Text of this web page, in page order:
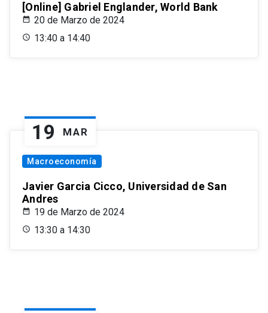
[Online] Gabriel Englander, World Bank
20 de Marzo de 2024
13:40 a 14:40
19 MAR
Macroeconomía
Javier Garcia Cicco, Universidad de San
Andres
19 de Marzo de 2024
13:30 a 14:30